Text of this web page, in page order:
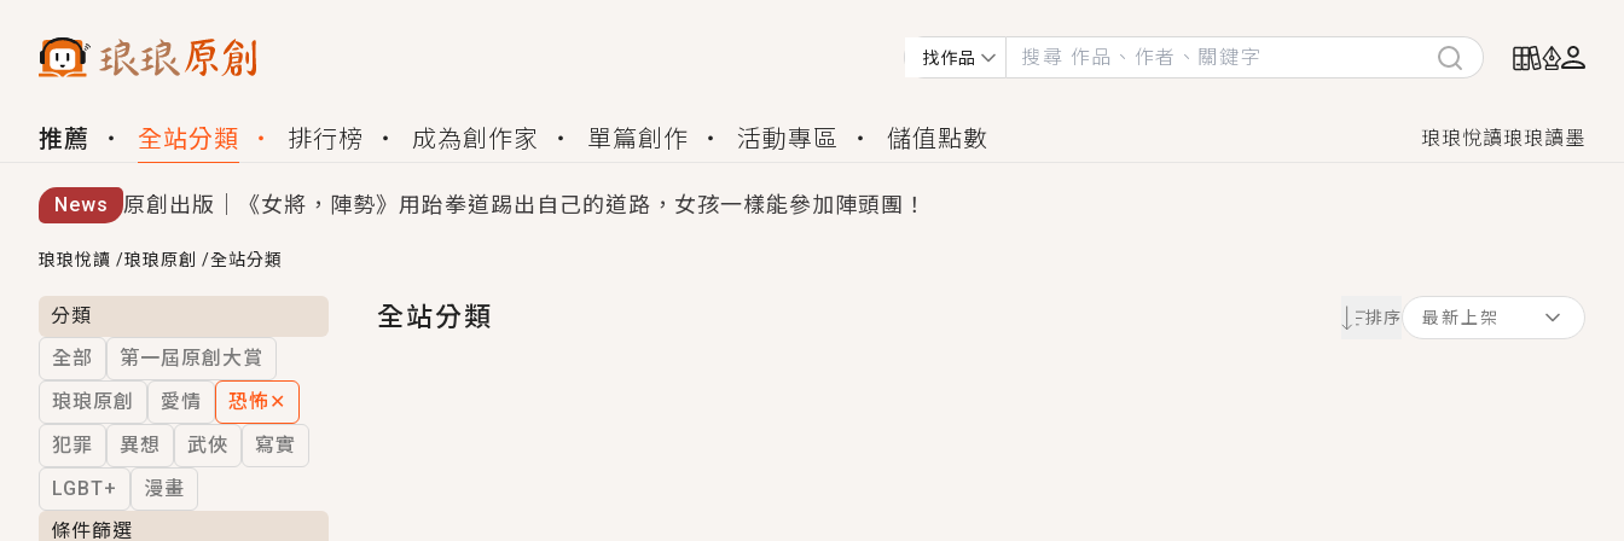
找作品
推薦 全站分類 排行榜 成為創作家 單篇創作 活動專區 儲值點數 琅琅悅讀琅琅讀墨
News 原創出版｜《女將，陣勢》用跆拳道踢出自己的道路，女孩一樣能參加陣頭團！
創,作家招募｜華文小說創作首選！有機會獲得豐富廣宣資源、專屬服務與獨享福利！
小編心動書單｜《離婚你提的，二婚嫁大佬，你哭什麼？》追妻火葬場！前夫失憶移情別戀，她頭也不回找新歡，他居然還後悔了？
GL｜《夏日與檸檬與重疊世界》炎熱的夏日、檸檬的香氣、互相愛慕的兩位少女，今夏最推純愛GL漫畫！
BL｜《費洛蒙中毒》救命！特殊費洛蒙體質世界觀，無法抗拒的吸引力，已中毒Σ>―(〃°ω°〃)♡→
OMG你嚇到我了｜《陰陽鬼店》上班族買了房子模型，但現實中買下的竟是屬於他的停屍櫃？！
言情｜《國語推行員》每個人心中都有一個連自己也無法改變的永恆， 他的一生將不由自主追逐著她……
琅琅悅讀 /琅琅原創 /全站分類
分類
全部
第一屆原創大賞
琅琅原創
愛情 恐怖 ✕
犯罪
異想 武俠
寫實
LGBT+
漫畫
條件篩選
全站分類 排序 最新上架